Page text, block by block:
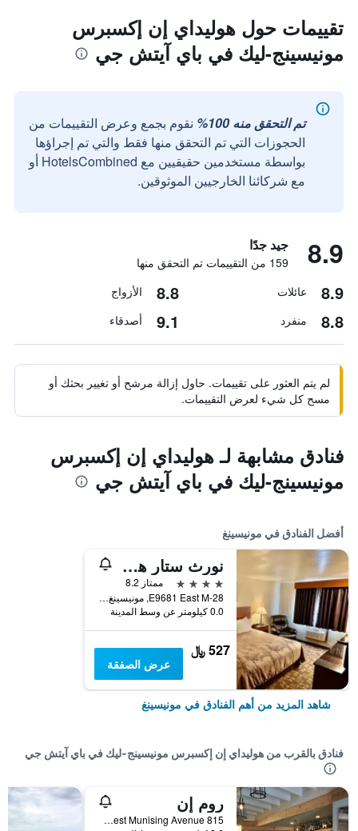
تقييمات حول هوليداي إن إكسبرس
مونيسينج-ليك في باي آيتش جي
تم التحقق منه 100%
نقوم بجمع وعرض التقييمات من
الحجوزات التي تم التحقق منها فقط والتي تم إجراؤها
بواسطة مستخدمين حقيقيين مع HotelsCombined أو
مع شركائنا الخارجيين الموثوقين.
8.9 جيد جدًا
159 من التقييمات تم التحقق منها
8.9 عائلات 8.8 الأزواج
8.8 منفرد 9.1 أصدقاء
لم يتم العثور على تقييمات. حاول إزالة مرشح أو تغيير بحثك أو
مسح كل شيء لعرض التقييمات.
فنادق مشابهة لـ هوليداي إن إكسبرس
مونيسينج-ليك في باي آيتش جي
أفضل الفنادق في مونيسينغ
نورث ستار هوتل بيكتشرد روكس
4 نجوم
ممتاز 8.2
E9681 East M-28, مونيسينغ, MI, الولايات المتحدة الأميريكية
0.0 كيلومتر عن وسط المدينة
527 ﷼
عرض الصفقة
شاهد المزيد من أهم الفنادق في مونيسينغ
فنادق بالقرب من هوليداي إن إكسبرس مونيسينج-ليك في باي آيتش جي
روم إن
815 West Munising Avenue, مونيسينغ, MI, الولايات المتحدة الأميريكية